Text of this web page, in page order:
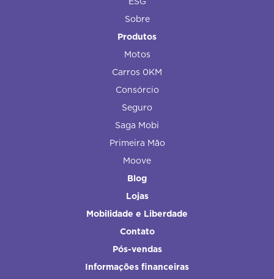
Sobre
Produtos
Motos
Carros 0KM
Consórcio
Seguro
Saga Mobi
Primeira Mão
Moove
Blog
Lojas
Mobilidade e Liberdade
Contato
Pós-vendas
Informações financeiras